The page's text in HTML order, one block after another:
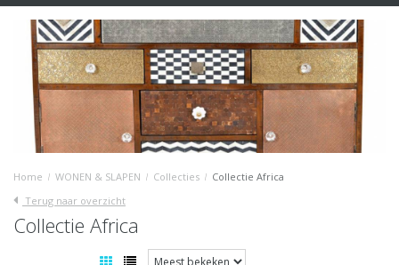
Home / WONEN & SLAPEN / Collecties / Collectie Africa
Terug naar overzicht
Collectie Africa